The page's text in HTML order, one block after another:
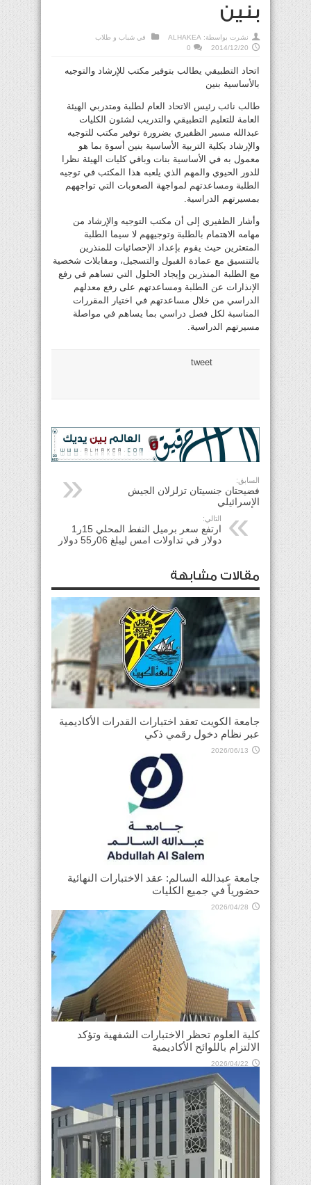
بنين
نشرت بواسطة: ALHAKEA في شباب و طلاب
2014/12/20
0
اتحاد التطبيقي يطالب بتوفير مكتب للإرشاد والتوجيه
بالأساسية بنين
طالب نائب رئيس الاتحاد العام لطلبة ومتدربي الهيئة
العامة للتعليم التطبيقي والتدريب لشئون الكليات
عبدالله مسير الظفيري بضرورة توفير مكتب للتوجيه
والإرشاد بكلية التربية الأساسية بنين أسوة بما هو
معمول به في الأساسية بنات وباقي كليات الهيئة نظرا
للدور الحيوي والمهم الذي يلعبه هذا المكتب في توجيه
الطلبة ومساعدتهم لمواجهة الصعوبات التي تواجههم
بمسيرتهم الدراسية.
وأشار الظفيري إلى أن مكتب التوجيه والإرشاد من
مهامه الاهتمام بالطلبة وتوجيههم لا سيما الطلبة
المتعثرين حيث يقوم بإعداد الإحصائيات للمنذرين
بالتنسيق مع عمادة القبول والتسجيل، ومقابلات شخصية
مع الطلبة المنذرين وإيجاد الحلول التي تساهم في رفع
الإنذارات عن الطلبة ومساعدتهم على رفع معدلهم
الدراسي من خلال مساعدتهم في اختيار المقررات
المناسبة لكل فصل دراسي بما يساهم في مواصلة
مسيرتهم الدراسية.
tweet
السابق:
فضيحتان جنسيتان تزلزلان الجيش
الإسرائيلي
التالي:
ارتفع سعر برميل النفط المحلي 15ر1
دولار في تداولات امس ليبلغ 06ر55 دولار
مقالات مشابهة
جامعة الكويت تعقد اختبارات القدرات الأكاديمية
عبر نظام دخول رقمي ذكي
2026/06/13
جامعة عبدالله السالم: عقد الاختبارات النهائية
حضورياً في جميع الكليات
2026/04/28
كلية العلوم تحظر الاختبارات الشفهية وتؤكد
الالتزام باللوائح الأكاديمية
2026/04/22